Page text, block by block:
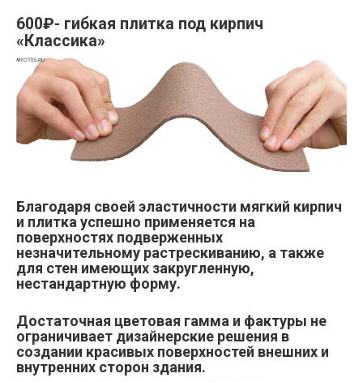
600₽- гибкая плитка под кирпич
«Классика»
Благодаря своей эластичности мягкий кирпич
и плитка успешно применяется на
поверхностях подверженных
незначительному растрескиванию, а также
для стен имеющих закругленную,
нестандартную форму.
Достаточная цветовая гамма и фактуры не
ограничивает дизайнерские решения в
создании красивых поверхностей внешних и
внутренних сторон здания.